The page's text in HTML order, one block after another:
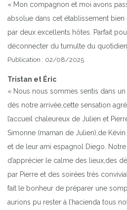
« Mon compagnon et moi avons
absolue dans cet établissement
par deux excellents hôtes. Parfait
déconnecter du tumulte du
Publication : 02/08/2025
Tristan et Éric
« Nous nous sommes sentis dans
dès notre arrivée,cette sensation
l’accueil chaleureux de Julien et
Simonne (maman de Julien),de
et de leur ami espagnol Diego.
d’apprécier le calme des lieux,des
par Pierre et des soirées très
fait le bonheur de préparer une
aurions pu rester à l’hacienda tous